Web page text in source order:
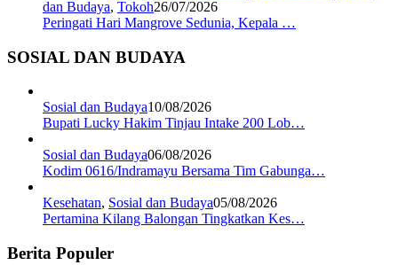
dan Budaya, Tokoh26/07/2026
Peringati Hari Mangrove Sedunia, Kepala …
SOSIAL DAN BUDAYA
Sosial dan Budaya10/08/2026
Bupati Lucky Hakim Tinjau Intake 200 Lob…
Sosial dan Budaya06/08/2026
Kodim 0616/Indramayu Bersama Tim Gabunga…
Kesehatan, Sosial dan Budaya05/08/2026
Pertamina Kilang Balongan Tingkatkan Kes…
Berita Populer